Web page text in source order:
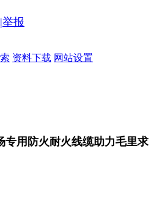
报
资料下载 网站设置
专用防火耐火线缆助力毛里求